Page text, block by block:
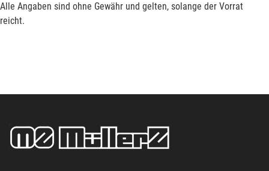
Alle Angaben sind ohne Gewähr und gelten, solange der Vorrat
reicht.